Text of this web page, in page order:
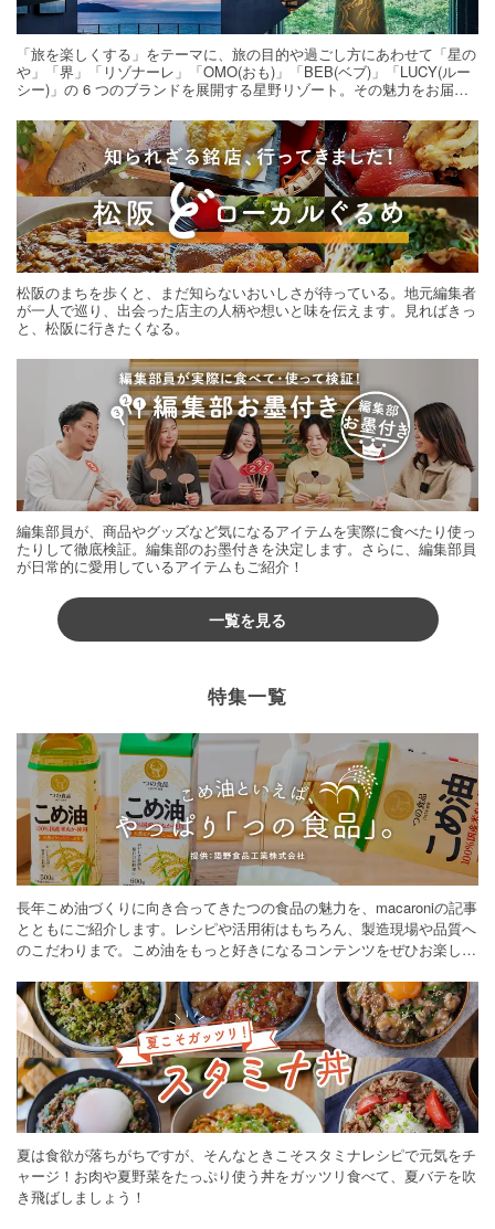
「旅を楽しくする」をテーマに、旅の目的や過ごし方にあわせて「星の
や」「界」「リゾナーレ」「OMO(おも)」「BEB(ベブ)」「LUCY(ルー
シー)」の 6 つのブランドを展開する星野リゾート。その魅力をお届け
松阪のまちを歩くと、まだ知らないおいしさが待っている。地元編集者
が一人で巡り、出会った店主の人柄や想いと味を伝えます。見ればきっ
と、松阪に行きたくなる。
編集部員が、商品やグッズなど気になるアイテムを実際に食べたり使っ
たりして徹底検証。編集部のお墨付きを決定します。さらに、編集部員
が日常的に愛用しているアイテムもご紹介！
一覧を見る
特集一覧
長年こめ油づくりに向き合ってきたつの食品の魅力を、macaroniの記事
とともにご紹介します。レシピや活用術はもちろん、製造現場や品質へ
のこだわりまで。こめ油をもっと好きになるコンテンツをぜひお楽しみ
夏は食欲が落ちがちですが、そんなときこそスタミナレシピで元気をチ
ャージ！お肉や夏野菜をたっぷり使う丼をガッツリ食べて、夏バテを吹
き飛ばしましょう！